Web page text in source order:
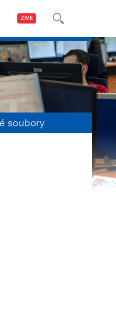
ŽIVĚ
soubory